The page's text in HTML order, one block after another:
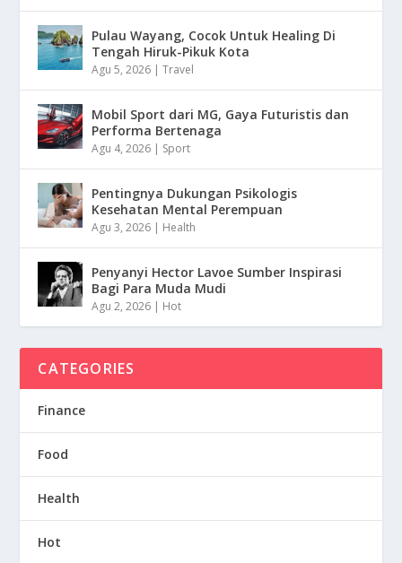
Pulau Wayang, Cocok Untuk Healing Di
Tengah Hiruk-Pikuk Kota
Agu 5, 2026 |Travel
Mobil Sport dari MG, Gaya Futuristis dan
Performa Bertenaga
Agu 4, 2026 | Sport
Pentingnya Dukungan Psikologis
Kesehatan Mental Perempuan
Agu 3, 2026 | Health
Penyanyi Hector Lavoe Sumber Inspirasi
Bagi Para Muda Mudi
Agu 2, 2026 | Hot
CATEGORIES
Finance
Food
Health
Hot